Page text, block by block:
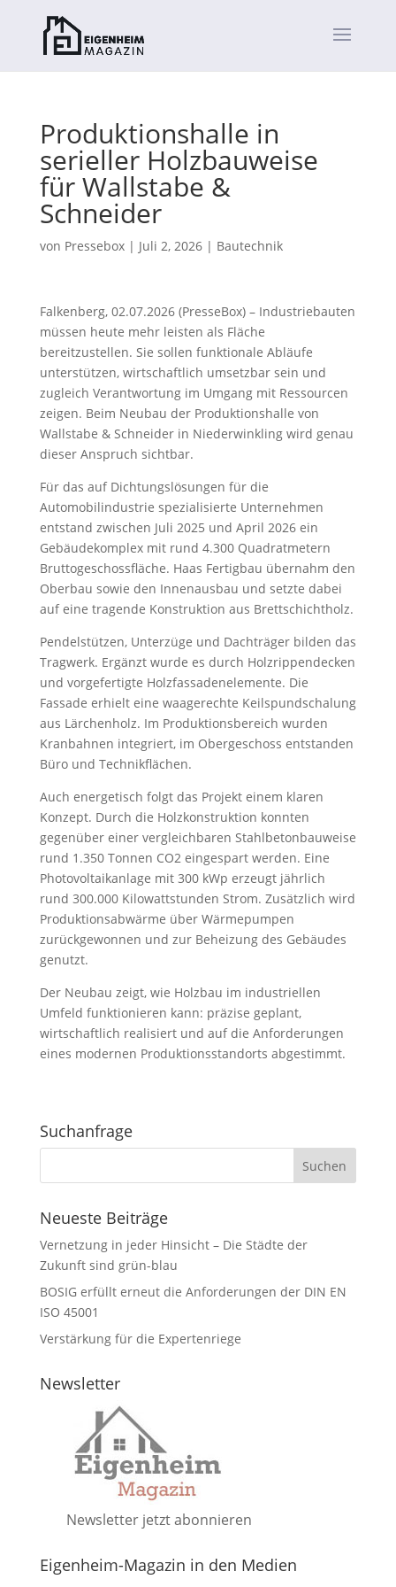
Produktionshalle in
serieller Holzbauweise
für Wallstabe &
Schneider
von Pressebox| Juli 2, 2026| Bautechnik
Falkenberg, 02.07.2026 (PresseBox) – Industriebauten
müssen heute mehr leisten als Fläche
bereitzustellen. Sie sollen funktionale Abläufe
unterstützen, wirtschaftlich umsetzbar sein und
zugleich Verantwortung im Umgang mit Ressourcen
zeigen. Beim Neubau der Produktionshalle von
Wallstabe & Schneider in Niederwinkling wird genau
dieser Anspruch sichtbar.
Für das auf Dichtungslösungen für die
Automobilindustrie spezialisierte Unternehmen
entstand zwischen Juli 2025 und April 2026 ein
Gebäudekomplex mit rund 4.300 Quadratmetern
Bruttogeschossfläche. Haas Fertigbau übernahm den
Oberbau sowie den Innenausbau und setzte dabei
auf eine tragende Konstruktion aus Brettschichtholz.
Pendelstützen, Unterzüge und Dachträger bilden das
Tragwerk. Ergänzt wurde es durch Holzrippendecken
und vorgefertigte Holzfassadenelemente. Die
Fassade erhielt eine waagerechte Keilspundschalung
aus Lärchenholz. Im Produktionsbereich wurden
Kranbahnen integriert, im Obergeschoss entstanden
Büro und Technikflächen.
Auch energetisch folgt das Projekt einem klaren
Konzept. Durch die Holzkonstruktion konnten
gegenüber einer vergleichbaren Stahlbetonbauweise
rund 1.350 Tonnen CO2 eingespart werden. Eine
Photovoltaikanlage mit 300 kWp erzeugt jährlich
rund 300.000 Kilowattstunden Strom. Zusätzlich wird
Produktionsabwärme über Wärmepumpen
zurückgewonnen und zur Beheizung des Gebäudes
genutzt.
Der Neubau zeigt, wie Holzbau im industriellen
Umfeld funktionieren kann: präzise geplant,
wirtschaftlich realisiert und auf die Anforderungen
eines modernen Produktionsstandorts abgestimmt.
Suchanfrage
Neueste Beiträge
Vernetzung in jeder Hinsicht – Die Städte der
Zukunft sind grün-blau
BOSIG erfüllt erneut die Anforderungen der DIN EN
ISO 45001
Verstärkung für die Expertenriege
Newsletter
Newsletter jetzt abonnieren
Eigenheim-Magazin in den Medien